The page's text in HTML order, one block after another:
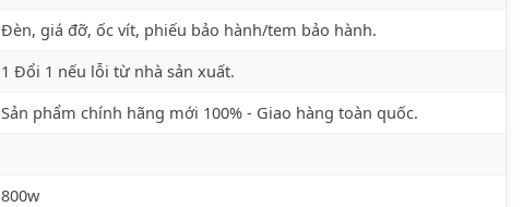
Đèn, giá đỡ, ốc vít, phiếu bảo hành/tem bảo hành.
1 Đổi 1 nếu lỗi từ nhà sản xuất.
Sản phẩm chính hãng mới 100% - Giao hàng toàn quốc.
800w